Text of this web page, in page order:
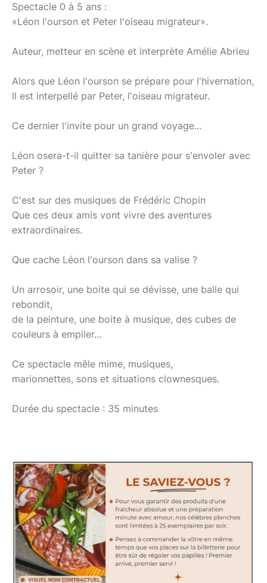
Spectacle 0 à 5 ans :
«Léon l'ourson et Peter l'oiseau migrateur».
Auteur, metteur en scène et interprète Amélie Abrieu
Alors que Léon l'ourson se prépare pour l'hivernation,
Il est interpellé par Peter, l'oiseau migrateur.
Ce dernier l'invite pour un grand voyage...
Léon osera-t-il quitter sa tanière pour s'envoler avec
Peter ?
C'est sur des musiques de Frédéric Chopin
Que ces deux amis vont vivre des aventures
extraordinaires.
Que cache Léon l'ourson dans sa valise ?
Un arrosoir, une boite qui se dévisse, une balle qui
rebondit,
de la peinture, une boite à musique, des cubes de
couleurs à empiler...
Ce spectacle mêle mime, musiques,
marionnettes, sons et situations clownesques.
Durée du spectacle : 35 minutes